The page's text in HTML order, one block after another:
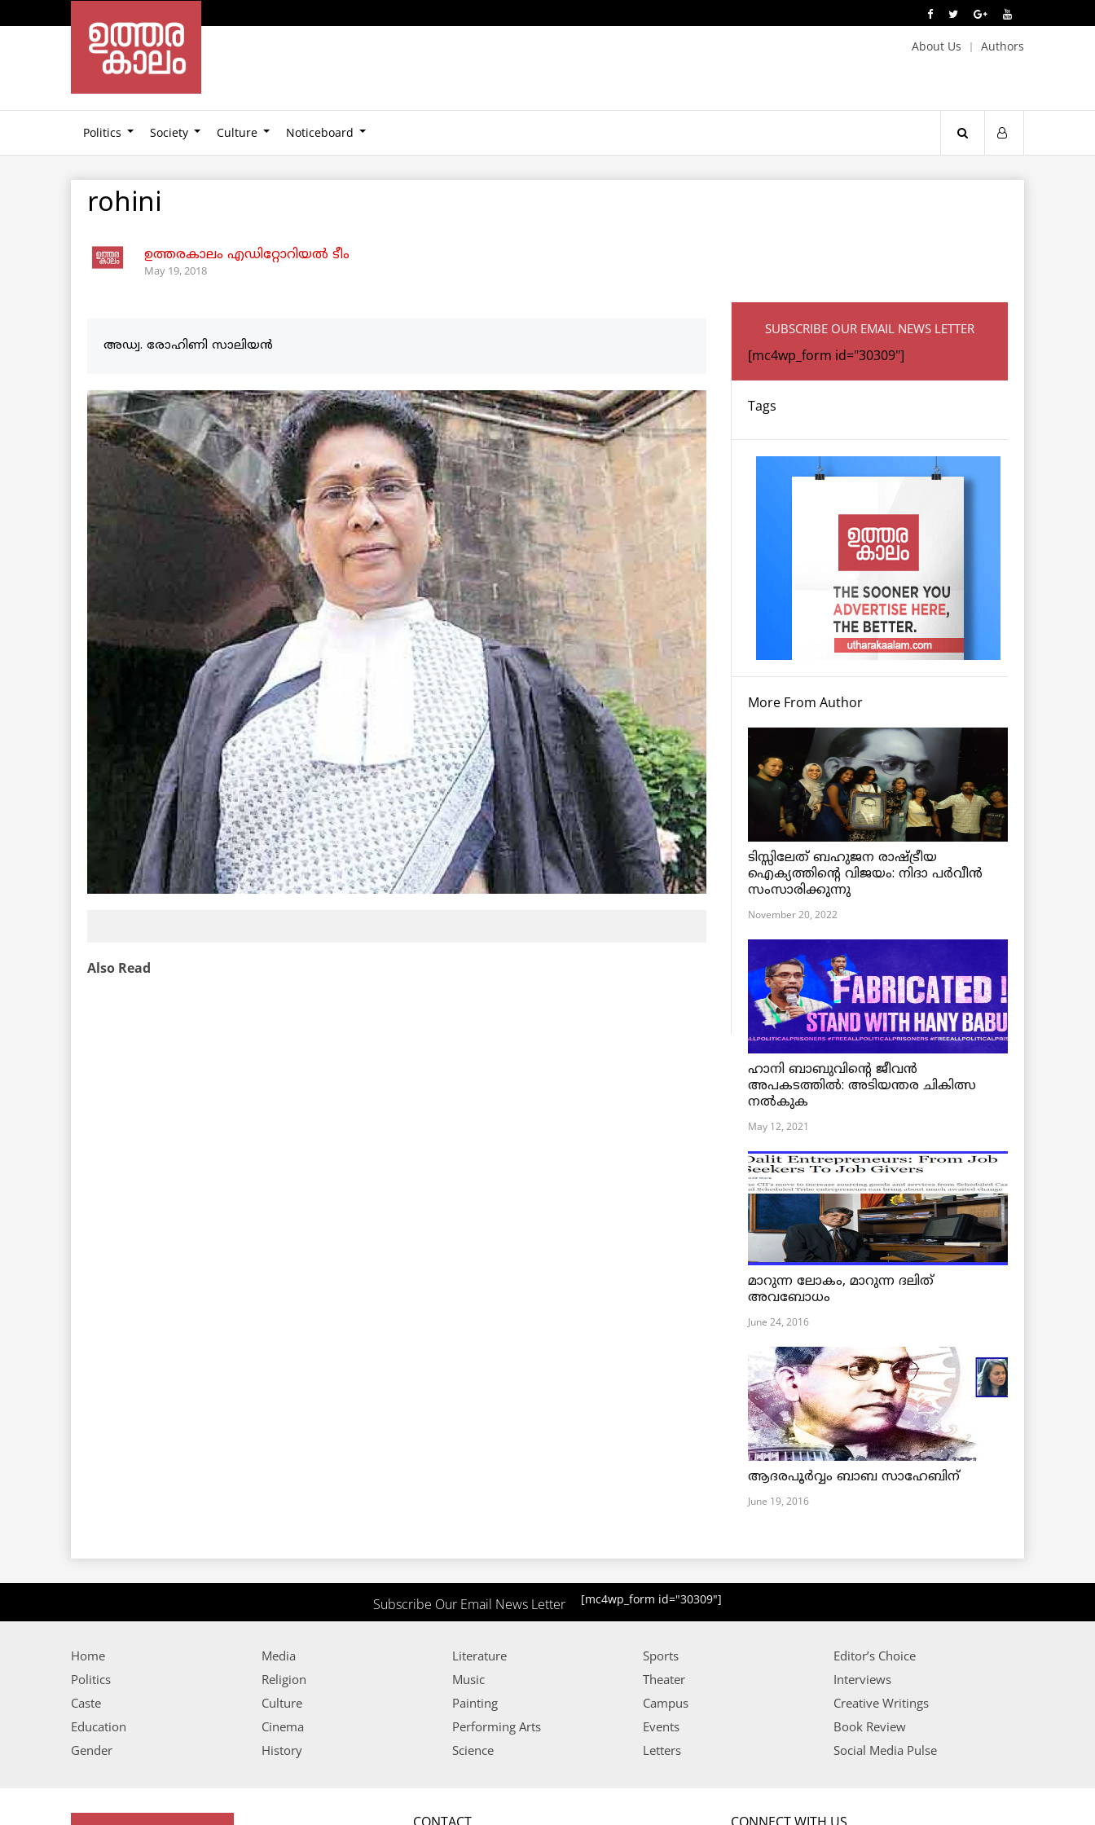
About Us Authors
Politics Society Culture Noticeboard
rohini
ഉത്തരകാലം എഡിറ്റോറിയല്‍ ടീം
May 19, 2018
അഡ്വ. രോഹിണി സാലിയൻ
Also Read
SUBSCRIBE OUR EMAIL NEWS LETTER
[mc4wp_form id="30309"]
Tags
More From Author
ടിസ്സിലേത് ബഹുജന രാഷ്ട്രീയ
ഐക്യത്തിന്റെ വിജയം: നിദാ പർവീൻ
സംസാരിക്കുന്നു
November 20, 2022
ഹാനി ബാബുവിന്റെ ജീവൻ
അപകടത്തിൽ: അടിയന്തര ചികിത്സ
നൽകുക
May 12, 2021
മാറുന്ന ലോകം, മാറുന്ന ദലിത്
അവബോധം
June 24, 2016
ആദരപൂര്‍വ്വം ബാബ സാഹേബിന്
June 19, 2016
Subscribe Our Email News Letter [mc4wp_form id="30309"]
Home
Politics
Caste
Education
Gender
Media
Religion
Culture
Cinema
History
Literature
Music
Painting
Performing Arts
Science
Sports
Theater
Campus
Events
Letters
Editor’s Choice
Interviews
Creative Writings
Book Review
Social Media Pulse